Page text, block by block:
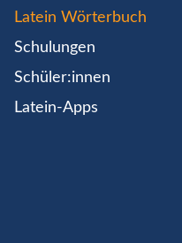
Latein Wörterbuch
Schulungen
Schüler:innen
Latein-Apps